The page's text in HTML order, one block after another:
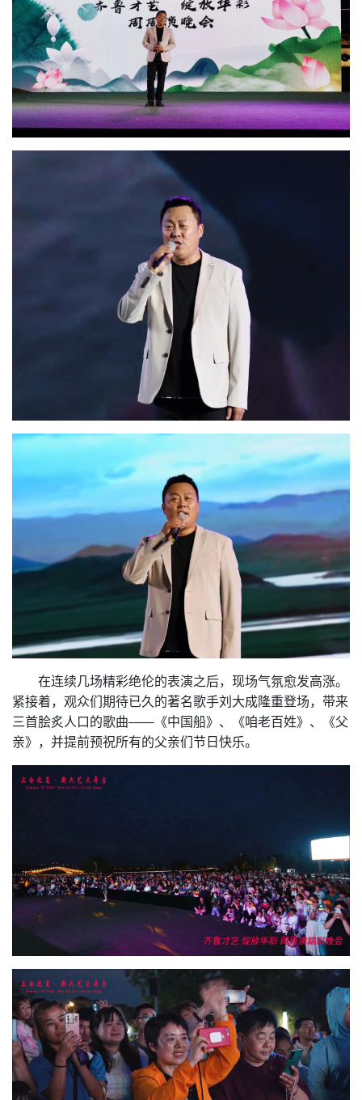
在连续几场精彩绝伦的表演之后，现场气氛愈发高涨。
紧接着，观众们期待已久的著名歌手刘大成隆重登场，带来
三首脍炙人口的歌曲——《中国船》、《咱老百姓》、《父
亲》，并提前预祝所有的父亲们节日快乐。